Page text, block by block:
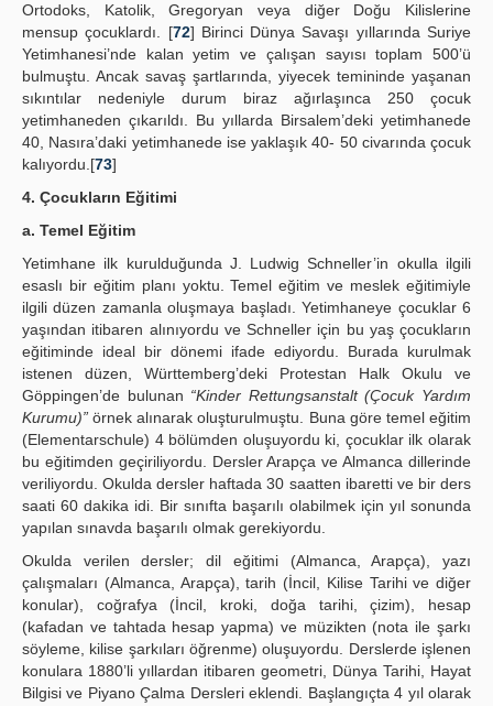
Ortodoks, Katolik, Gregoryan veya diğer Doğu Kilislerine
mensup çocuklardı. [72] Birinci Dünya Savaşı yıllarında Suriye
Yetimhanesi’nde kalan yetim ve çalışan sayısı toplam 500’ü
bulmuştu. Ancak savaş şartlarında, yiyecek temininde yaşanan
sıkıntılar nedeniyle durum biraz ağırlaşınca 250 çocuk
yetimhaneden çıkarıldı. Bu yıllarda Birsalem’deki yetimhanede
40, Nasıra’daki yetimhanede ise yaklaşık 40- 50 civarında çocuk
kalıyordu.[73]
4. Çocukların Eğitimi
a. Temel Eğitim
Yetimhane ilk kurulduğunda J. Ludwig Schneller’in okulla ilgili
esaslı bir eğitim planı yoktu. Temel eğitim ve meslek eğitimiyle
ilgili düzen zamanla oluşmaya başladı. Yetimhaneye çocuklar 6
yaşından itibaren alınıyordu ve Schneller için bu yaş çocukların
eğitiminde ideal bir dönemi ifade ediyordu. Burada kurulmak
istenen düzen, Württemberg’deki Protestan Halk Okulu ve
Göppingen’de bulunan “Kinder Rettungsanstalt (Çocuk Yardım
Kurumu)” örnek alınarak oluşturulmuştu. Buna göre temel eğitim
(Elementarschule) 4 bölümden oluşuyordu ki, çocuklar ilk olarak
bu eğitimden geçiriliyordu. Dersler Arapça ve Almanca dillerinde
veriliyordu. Okulda dersler haftada 30 saatten ibaretti ve bir ders
saati 60 dakika idi. Bir sınıfta başarılı olabilmek için yıl sonunda
yapılan sınavda başarılı olmak gerekiyordu.
Okulda verilen dersler; dil eğitimi (Almanca, Arapça), yazı
çalışmaları (Almanca, Arapça), tarih (İncil, Kilise Tarihi ve diğer
konular), coğrafya (İncil, kroki, doğa tarihi, çizim), hesap
(kafadan ve tahtada hesap yapma) ve müzikten (nota ile şarkı
söyleme, kilise şarkıları öğrenme) oluşuyordu. Derslerde işlenen
konulara 1880’li yıllardan itibaren geometri, Dünya Tarihi, Hayat
Bilgisi ve Piyano Çalma Dersleri eklendi. Başlangıçta 4 yıl olarak